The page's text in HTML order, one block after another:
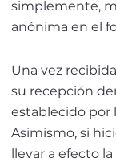
simplemente,
anónima en el
Una vez
su recepción
establecido por
Asimismo, si
llevar a efecto